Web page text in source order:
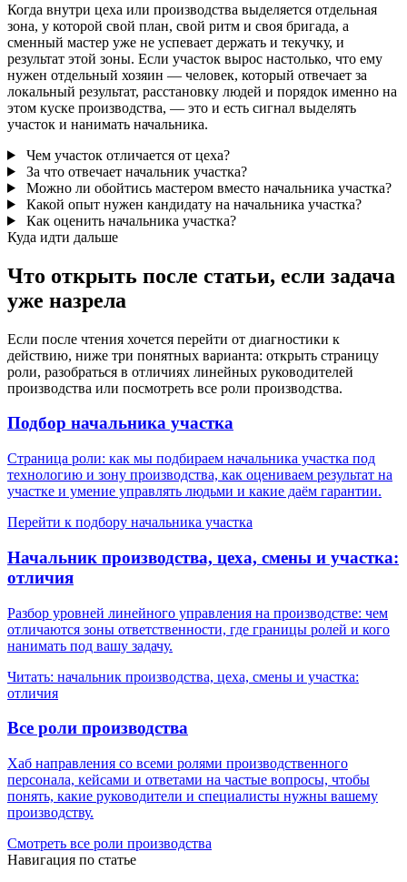
Когда внутри цеха или производства выделяется отдельная
зона, у которой свой план, свой ритм и своя бригада, а
сменный мастер уже не успевает держать и текучку, и
результат этой зоны. Если участок вырос настолько, что ему
нужен отдельный хозяин — человек, который отвечает за
локальный результат, расстановку людей и порядок именно на
этом куске производства, — это и есть сигнал выделять
участок и нанимать начальника.
Чем участок отличается от цеха?
За что отвечает начальник участка?
Можно ли обойтись мастером вместо начальника участка?
Какой опыт нужен кандидату на начальника участка?
Как оценить начальника участка?
Куда идти дальше
Что открыть после статьи, если задача
уже назрела
Если после чтения хочется перейти от диагностики к
действию, ниже три понятных варианта: открыть страницу
роли, разобраться в отличиях линейных руководителей
производства или посмотреть все роли производства.
Подбор начальника участка
Страница роли: как мы подбираем начальника участка под
технологию и зону производства, как оцениваем результат на
участке и умение управлять людьми и какие даём гарантии.
Перейти к подбору начальника участка
Начальник производства, цеха, смены и участка:
отличия
Разбор уровней линейного управления на производстве: чем
отличаются зоны ответственности, где границы ролей и кого
нанимать под вашу задачу.
Читать: начальник производства, цеха, смены и участка:
отличия
Все роли производства
Хаб направления со всеми ролями производственного
персонала, кейсами и ответами на частые вопросы, чтобы
понять, какие руководители и специалисты нужны вашему
производству.
Смотреть все роли производства
Навигация по статье